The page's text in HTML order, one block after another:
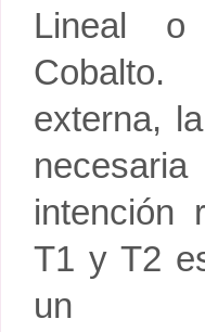
Lineal
Cobalto.
externa,
intención
T1 y T2
un